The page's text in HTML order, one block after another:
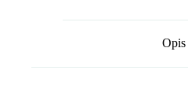
y
e
t
s
b
e
Opis